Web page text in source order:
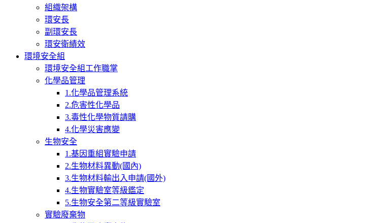
組織架構
環安長
副環安長
環安衛績效
環境安全組
環境安全組工作職掌
化學品管理
1.化學品管理系統
2.危害性化學品
3.毒性化學物質請購
4.化學災害應變
生物安全
1.基因重組實驗申請
2.生物材料異動(國內)
3.生物材料輸出入申請(國外)
4.生物實驗室等級鑑定
5.生物安全第二等級實驗室
實驗廢棄物